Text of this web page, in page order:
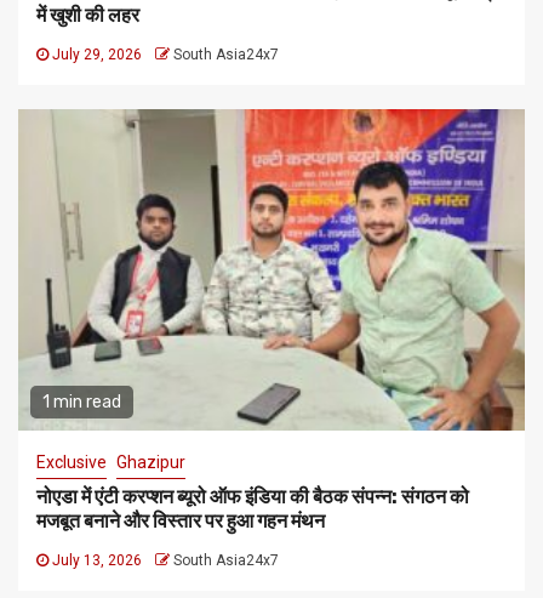
में खुशी की लहर
July 29, 2026 South Asia24x7
1 min read
Exclusive Ghazipur
नोएडा में एंटी करप्शन ब्यूरो ऑफ इंडिया की बैठक संपन्न: संगठन को
मजबूत बनाने और विस्तार पर हुआ गहन मंथन
July 13, 2026 South Asia24x7